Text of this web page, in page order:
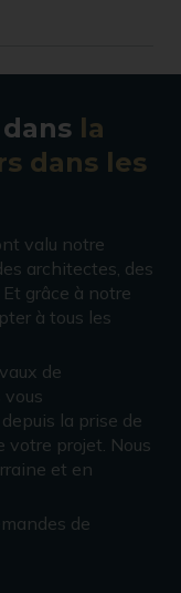
la
dans les
valu notre
architectes, des
grâce à notre
à tous les
de
la prise de
votre projet. Nous
et en
de